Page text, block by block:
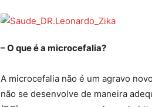
– O que é a microcefalia?
A microcefalia não é um agravo
não se desenvolve de maneira